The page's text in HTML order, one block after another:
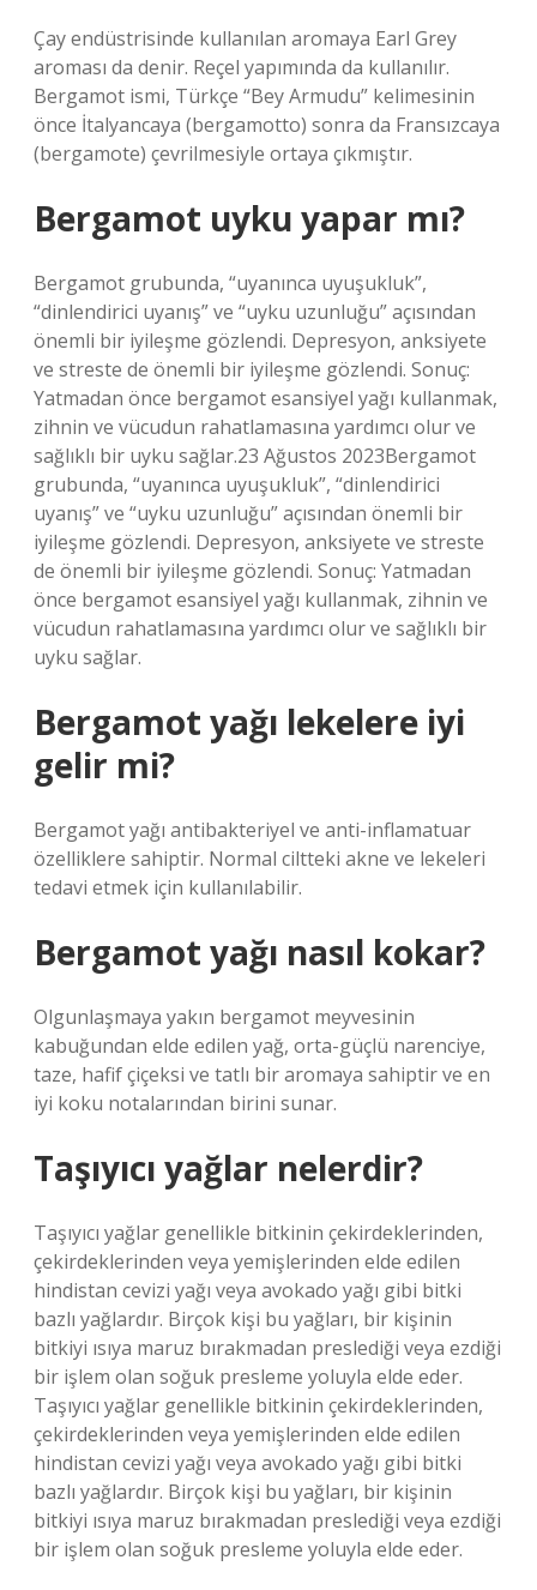
Çay endüstrisinde kullanılan aromaya Earl Grey
aroması da denir. Reçel yapımında da kullanılır.
Bergamot ismi, Türkçe “Bey Armudu” kelimesinin
önce İtalyancaya (bergamotto) sonra da Fransızcaya
(bergamote) çevrilmesiyle ortaya çıkmıştır.
Bergamot uyku yapar mı?
Bergamot grubunda, “uyanınca uyuşukluk”,
“dinlendirici uyanış” ve “uyku uzunluğu” açısından
önemli bir iyileşme gözlendi. Depresyon, anksiyete
ve streste de önemli bir iyileşme gözlendi. Sonuç:
Yatmadan önce bergamot esansiyel yağı kullanmak,
zihnin ve vücudun rahatlamasına yardımcı olur ve
sağlıklı bir uyku sağlar.23 Ağustos 2023Bergamot
grubunda, “uyanınca uyuşukluk”, “dinlendirici
uyanış” ve “uyku uzunluğu” açısından önemli bir
iyileşme gözlendi. Depresyon, anksiyete ve streste
de önemli bir iyileşme gözlendi. Sonuç: Yatmadan
önce bergamot esansiyel yağı kullanmak, zihnin ve
vücudun rahatlamasına yardımcı olur ve sağlıklı bir
uyku sağlar.
Bergamot yağı lekelere iyi
gelir mi?
Bergamot yağı antibakteriyel ve anti-inflamatuar
özelliklere sahiptir. Normal ciltteki akne ve lekeleri
tedavi etmek için kullanılabilir.
Bergamot yağı nasıl kokar?
Olgunlaşmaya yakın bergamot meyvesinin
kabuğundan elde edilen yağ, orta-güçlü narenciye,
taze, hafif çiçeksi ve tatlı bir aromaya sahiptir ve en
iyi koku notalarından birini sunar.
Taşıyıcı yağlar nelerdir?
Taşıyıcı yağlar genellikle bitkinin çekirdeklerinden,
çekirdeklerinden veya yemişlerinden elde edilen
hindistan cevizi yağı veya avokado yağı gibi bitki
bazlı yağlardır. Birçok kişi bu yağları, bir kişinin
bitkiyi ısıya maruz bırakmadan preslediği veya ezdiği
bir işlem olan soğuk presleme yoluyla elde eder.
Taşıyıcı yağlar genellikle bitkinin çekirdeklerinden,
çekirdeklerinden veya yemişlerinden elde edilen
hindistan cevizi yağı veya avokado yağı gibi bitki
bazlı yağlardır. Birçok kişi bu yağları, bir kişinin
bitkiyi ısıya maruz bırakmadan preslediği veya ezdiği
bir işlem olan soğuk presleme yoluyla elde eder.